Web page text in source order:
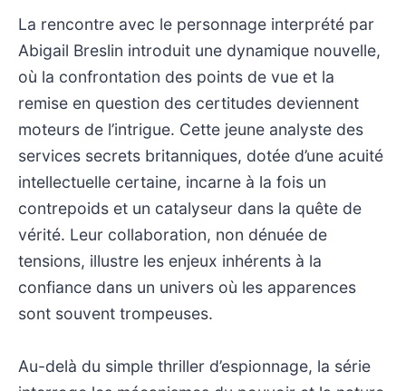
La rencontre avec le personnage interprété par
Abigail Breslin introduit une dynamique nouvelle,
où la confrontation des points de vue et la
remise en question des certitudes deviennent
moteurs de l’intrigue. Cette jeune analyste des
services secrets britanniques, dotée d’une acuité
intellectuelle certaine, incarne à la fois un
contrepoids et un catalyseur dans la quête de
vérité. Leur collaboration, non dénuée de
tensions, illustre les enjeux inhérents à la
confiance dans un univers où les apparences
sont souvent trompeuses.
Au-delà du simple thriller d’espionnage, la série